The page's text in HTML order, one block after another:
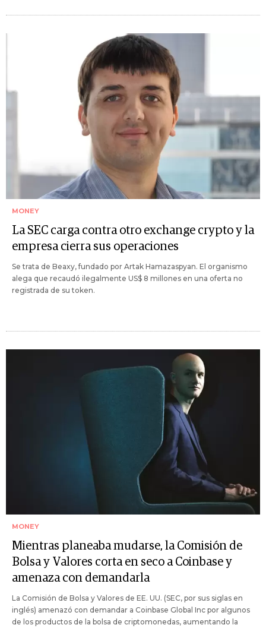
MONEY
La SEC carga contra otro exchange crypto y la
empresa cierra sus operaciones
Se trata de Beaxy, fundado por Artak Hamazaspyan. El organismo
alega que recaudó ilegalmente US$ 8 millones en una oferta no
registrada de su token.
MONEY
Mientras planeaba mudarse, la Comisión de
Bolsa y Valores corta en seco a Coinbase y
amenaza con demandarla
La Comisión de Bolsa y Valores de EE. UU. (SEC, por sus siglas en
inglés) amenazó con demandar a Coinbase Global Inc por algunos
de los productos de la bolsa de criptomonedas, aumentando la